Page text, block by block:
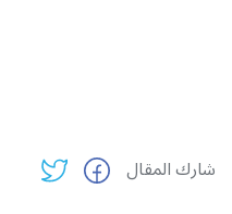
شارك المقال